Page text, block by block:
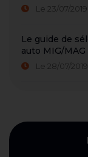
Le 23/07/
Le guide de
auto MIG/
Le 28/07/